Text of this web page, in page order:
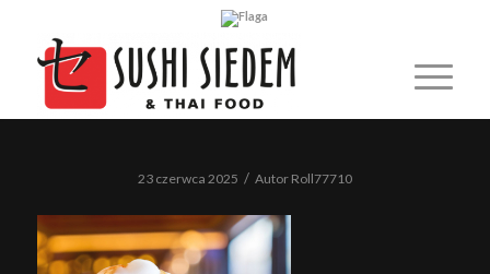
23 czerwca 2025 / Autor Roll77710